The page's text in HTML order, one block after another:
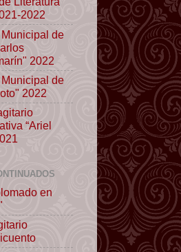
2022
de
2022
de
2022
“Ariel
en